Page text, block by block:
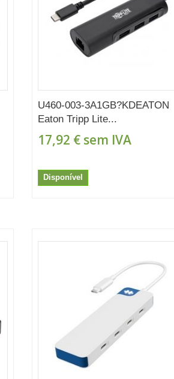
U460-003-3A1GB?KDEATON
Eaton Tripp Lite...
17,92 €sem IVA
Disponível